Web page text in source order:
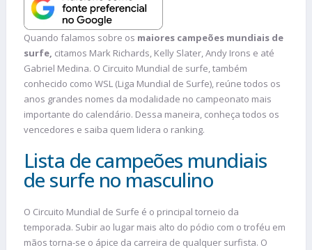
Quando falamos sobre os maiores campeões mundiais de
surfe, citamos Mark Richards, Kelly Slater, Andy Irons e até
Gabriel Medina. O Circuito Mundial de surfe, também
conhecido como WSL (Liga Mundial de Surfe), reúne todos os
anos grandes nomes da modalidade no campeonato mais
importante do calendário. Dessa maneira, conheça todos os
vencedores e saiba quem lidera o ranking.
Lista de campeões mundiais
de surfe no masculino
O Circuito Mundial de Surfe é o principal torneio da
temporada. Subir ao lugar mais alto do pódio com o troféu em
mãos torna-se o ápice da carreira de qualquer surfista. O